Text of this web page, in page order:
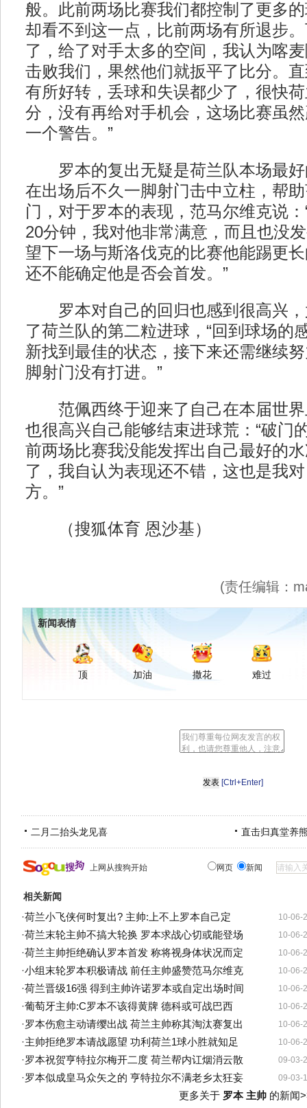
般。此前两场比赛我们都控制了更多
却看不到这一点，比前两场有所退步
了，给了对手太多的空间，我认为喀
击败我们，果然他们就扳平了比分。
有所好转，丢球和失误都少了，很快
分，没有再给对手机会，这场比赛虽
一个警告。”
罗本的复出无疑是荷兰队本场最好
在出场后不久一脚射门击中立柱，帮
门，对于罗本的表现，范马尔维克说
20分钟，我对他非常满意，而且也没
望下一场与斯洛伐克的比赛他能踢更
还不能确定他是否会首发。”
罗本对自己的回归也感到很高兴，
了荷兰队的第二粒进球，“回到球场的
新找到最佳的状态，接下来还需继续
脚射门没有打进。”
范佩西终于迎来了自己在本届世界
也很高兴自己能够结束进球荒：“破门
前两场比赛我没能发挥出自己最好的
了，我自认为表现还不错，这也是我
方。”
（搜狐体育 恩沙基）
(责任编辑：
新闻表情
顶 加油 撒花 难过
[Ctrl+Enter]
二月二抬头龙见喜 直击归真堂养
上网从搜狗开始 网页 新闻
相关新闻
10-06-
·荷兰小飞侠何时复出? 主帅:上不上罗本自己定
10-06-
·荷兰末轮主帅不搞大轮换 罗本求战心切或能登场
10-06-
·荷兰主帅拒绝确认罗本首发 称将视身体状况而定
10-06-
·小组末轮罗本积极请战 前任主帅盛赞范马尔维克
10-06-
·荷兰晋级16强 得到主帅许诺罗本或自定出场时间
10-06-
·葡萄牙主帅:C罗本不该得黄牌 德科或可战巴西
10-06-
·罗本伤愈主动请缨出战 荷兰主帅称其淘汰赛复出
10-06-
·主帅拒绝罗本请战愿望 功利荷兰1球小胜就知足
09-03-
·罗本祝贺亨特拉尔梅开二度 荷兰帮内讧烟消云散
09-03-
·罗本似成皇马众矢之的 亨特拉尔不满老乡太狂妄
更多关于 罗本 主帅的新闻